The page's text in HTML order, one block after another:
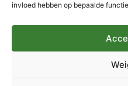
invloed hebben op bepaalde